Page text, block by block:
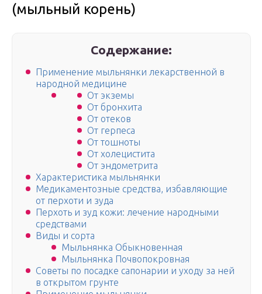
(мыльный корень)
Содержание:
Применение мыльнянки лекарственной в
народной медицине
От экземы
От бронхита
От отеков
От герпеса
От тошноты
От холецистита
От эндометрита
Характеристика мыльнянки
Медикаментозные средства, избавляющие
от перхоти и зуда
Перхоть и зуд кожи: лечение народными
средствами
Виды и сорта
Мыльнянка Обыкновенная
Мыльнянка Почвопокровная
Советы по посадке сапонарии и уходу за ней
в открытом грунте